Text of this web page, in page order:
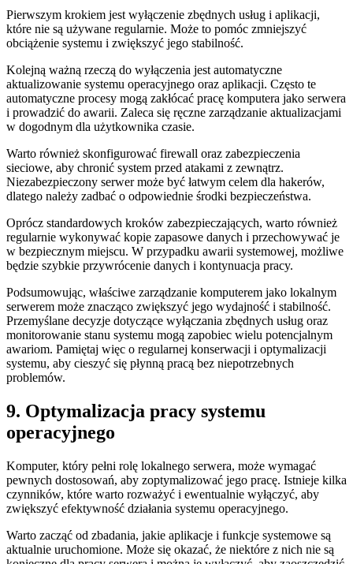
Pierwszym krokiem jest wyłączenie zbędnych usług i aplikacji,
‍które nie są używane regularnie. Może ​to pomóc zmniejszyć
obciążenie systemu i‍ zwiększyć jego ​stabilność.
Kolejną⁤ ważną rzeczą do wyłączenia jest automatyczne ​
aktualizowanie⁣ systemu operacyjnego oraz aplikacji.‍ Często te
automatyczne procesy ‌mogą zakłócać pracę komputera jako serwera
i⁤ prowadzić ‌do⁢ awarii. Zaleca się ⁢ręczne zarządzanie aktualizacjami⁣
w dogodnym dla użytkownika czasie.
Warto również skonfigurować firewall oraz⁢ zabezpieczenia
sieciowe, aby chronić system przed‌ atakami z ⁣zewnątrz.
Niezabezpieczony serwer może być łatwym celem ⁣dla hakerów,
dlatego ⁤należy zadbać o ​odpowiednie środki bezpieczeństwa.
Oprócz ‌standardowych ⁤kroków zabezpieczających, warto również
regularnie wykonywać kopie zapasowe danych i przechowywać⁤ je
w bezpiecznym miejscu. W przypadku awarii systemowej, możliwe‍
będzie szybkie przywrócenie danych i kontynuacja pracy.
Podsumowując, ​właściwe zarządzanie komputerem jako lokalnym⁢
serwerem może znacząco zwiększyć jego wydajność i‌ stabilność.
Przemyślane decyzje dotyczące wyłączania zbędnych⁣ usług oraz
monitorowanie stanu systemu mogą zapobiec​ wielu potencjalnym
awariom. Pamiętaj więc ⁣o regularnej konserwacji i optymalizacji
systemu, aby cieszyć się płynną pracą bez niepotrzebnych
problemów.
9. ⁢Optymalizacja pracy systemu
operacyjnego
Komputer, który pełni rolę lokalnego serwera, może wymagać
pewnych dostosowań, aby zoptymalizować jego ‍pracę.⁤ Istnieje kilka
⁣czynników, które warto rozważyć i ewentualnie wyłączyć, aby
zwiększyć efektywność działania ‌systemu operacyjnego.
Warto​ zacząć od zbadania, ⁣jakie aplikacje i funkcje systemowe są
aktualnie uruchomione. Może się⁢ okazać, że niektóre z nich nie‍ są